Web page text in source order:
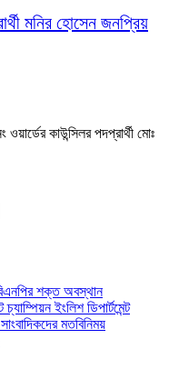
মনির হোসেন জনপ্রিয়
কাউন্সিলর পদপ্রার্থী মোঃ
শক্ত অবস্থান
চ্যাম্পিয়ন ইংলিশ ডিপার্টমেন্ট
মতবিনিময়